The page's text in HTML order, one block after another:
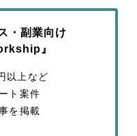
・副業向け
』
以上など
ト案件
を掲載